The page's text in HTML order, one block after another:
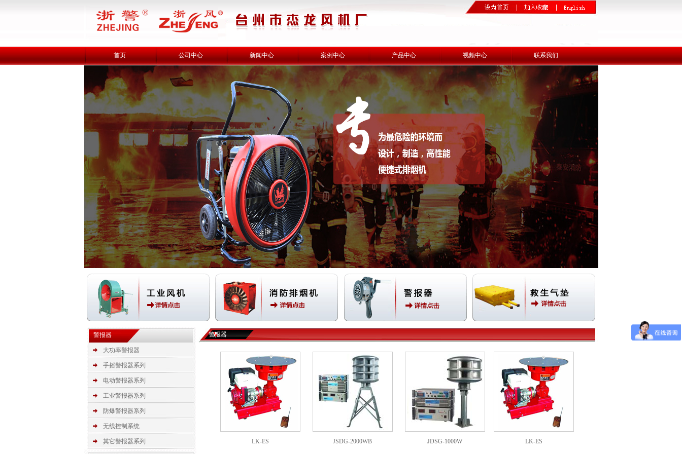
首页 公司中心 新闻中心 案例中心 产品中心 视频中心 联系我们
警报器
大功率警报器
手摇警报器系列
电动警报器系列
工业警报器系列
防爆警报器系列
无线控制系统
其它警报器系列
警报器
LK-ES JSDG-2000WB JDSG-1000W LK-ES